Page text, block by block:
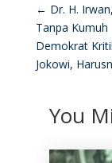
← Dr. H.
Tanpa Kumuh
Demokrat
Jokowi,
You